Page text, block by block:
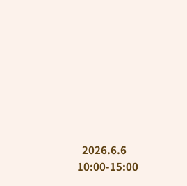
2026.6.6
10:00-15:00